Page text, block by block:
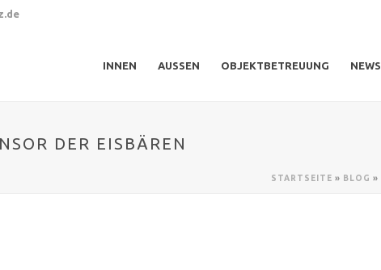
INNEN AUSSEN OBJEKTBETREUUNG NEWS
DER EISBÄREN
STARTSEITE » BLOG »